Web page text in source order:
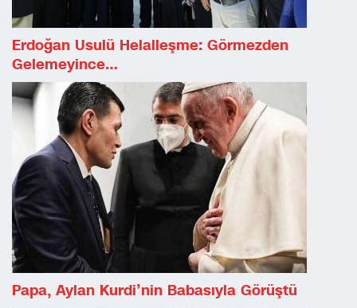
Erdoğan Usulü Helalleşme: Görmezden
Gelemeyince…
Papa, Aylan Kurdi’nin Babasıyla Görüştü